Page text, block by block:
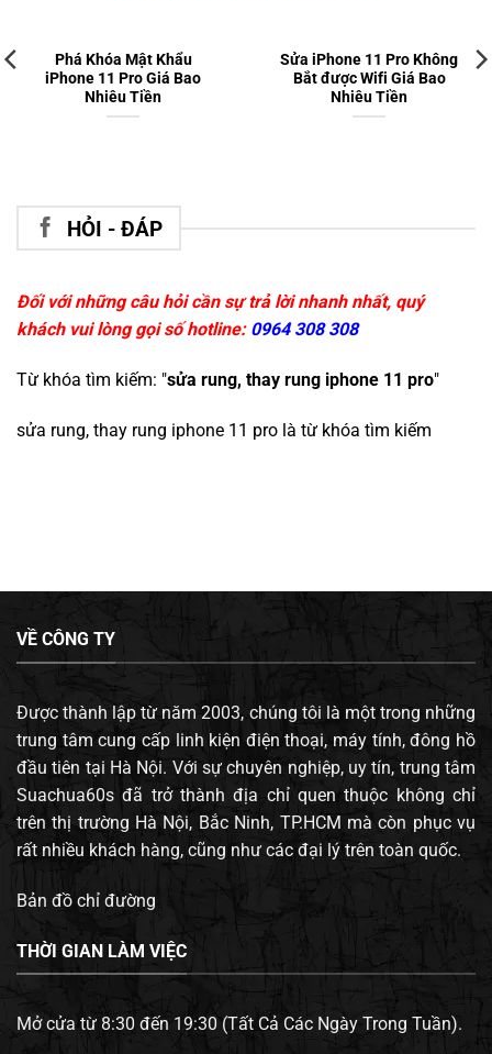
Phá Khóa Mật Khẩu
iPhone 11 Pro Giá Bao
Nhiêu Tiền
Sửa iPhone 11 Pro Không
Bắt được Wifi Giá Bao
Nhiêu Tiền
HỎI - ĐÁP
Đối với những câu hỏi cần sự trả lời nhanh nhất, quý
khách vui lòng gọi số hotline: 0964 308 308
Từ khóa tìm kiếm: "sửa rung, thay rung iphone 11 pro"
sửa rung, thay rung iphone 11 pro là từ khóa tìm kiếm
VỀ CÔNG TY
Được thành lập từ năm 2003, chúng tôi là một trong những
trung tâm cung cấp linh kiện điện thoại, máy tính, đông hồ
đầu tiên tại Hà Nội. Với sự chuyên nghiệp, uy tín, trung tâm
Suachua60s đã trở thành địa chỉ quen thuộc không chỉ
trên thị trường Hà Nội, Bắc Ninh, TP.HCM mà còn phục vụ
rất nhiều khách hàng, cũng như các đại lý trên toàn quốc.
Bản đồ chỉ đường
THỜI GIAN LÀM VIỆC
Mở cửa từ 8:30 đến 19:30 (Tất Cả Các Ngày Trong Tuần).